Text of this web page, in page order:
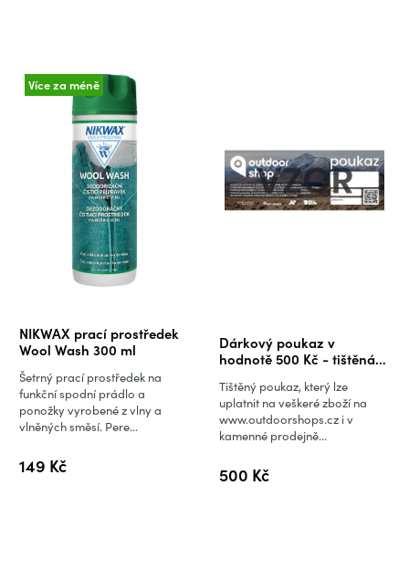
Více za méně
NIKWAX prací prostředek
Wool Wash 300 ml
Průměrné
hodnocení
produktu
je
5,0
5
149 Kč
Šetrný prací prostředek na
funkční spodní prádlo a
ponožky vyrobené z vlny a
vlněných směsí. Pere...
Dárkový poukaz v
hodnotě 500 Kč - tištěná
500 Kč
Tištěný poukaz, který lze
uplatnit na veškeré zboží na
www.outdoorshops.cz i v
kamenné prodejně...